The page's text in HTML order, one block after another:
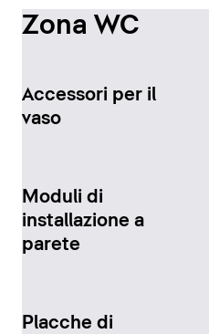
Zona WC
Accessori per il
vaso
Moduli di
installazione a
parete
Placche di